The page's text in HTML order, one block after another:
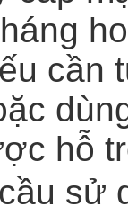
cần
hỗ
sử